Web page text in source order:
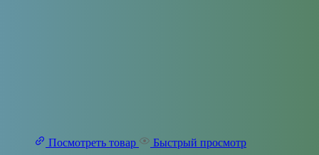
Посмотреть товар Быстрый просмотр